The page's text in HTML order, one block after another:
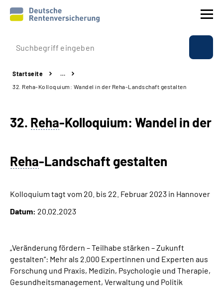
Prävention
Reha
Experten
Über uns & Presse
Suche
Language
Startseite
…
32. Reha-Kolloquium: Wandel in der Reha-Landschaft gestalten
32. Reha-Kolloquium: Wandel in der
Reha-Landschaft gestalten
Kolloquium tagt vom 20. bis 22. Februar 2023 in Hannover
Datum: 20.02.2023
„Veränderung fördern – Teilhabe stärken – Zukunft
gestalten“: Mehr als 2.000 Expertinnen und Experten aus
Forschung und Praxis, Medizin, Psychologie und Therapie,
Gesundheitsmanagement, Verwaltung und Politik